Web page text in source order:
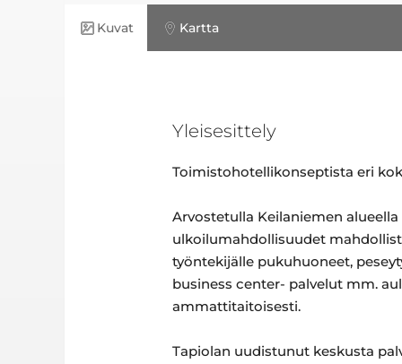
Kuvat Kartta
Yleisesittely
Toimistohotellikonseptista eri
Arvostetulla Keilaniemen
ulkoilumahdollisuudet
työntekijälle pukuhuoneet,
business center- palvelut mm.
ammattitaitoisesti.
Tapiolan uudistunut keskusta